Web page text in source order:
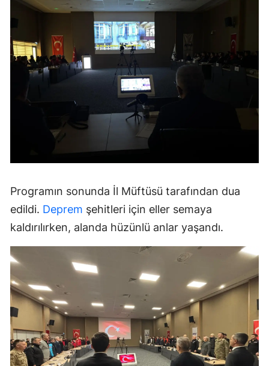
Programın sonunda İl Müftüsü tarafından dua
edildi. Deprem şehitleri için eller semaya
kaldırılırken, alanda hüzünlü anlar yaşandı.